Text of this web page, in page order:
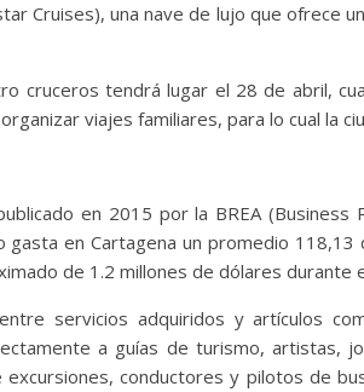
Cruises), una nave de lujo que ofrece
cruceros tendrá lugar el 28 de abril,
viajes familiares, para lo cual la
en 2015 por la BREA (Business
gasta en Cartagena un promedio
de 1.2 millones de dólares durante
servicios adquiridos y artículos
a guías de turismo, artistas,
conductores y pilotos de